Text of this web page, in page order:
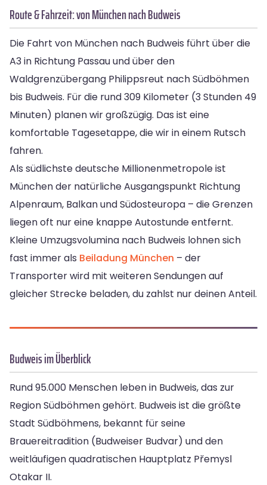
Route & Fahrzeit: von München nach Budweis
Die Fahrt von München nach Budweis führt über die
A3 in Richtung Passau und über den
Waldgrenzübergang Philippsreut nach Südböhmen
bis Budweis. Für die rund 309 Kilometer (3 Stunden 49
Minuten) planen wir großzügig. Das ist eine
komfortable Tagesetappe, die wir in einem Rutsch
fahren.
Als südlichste deutsche Millionenmetropole ist
München der natürliche Ausgangspunkt Richtung
Alpenraum, Balkan und Südosteuropa – die Grenzen
liegen oft nur eine knappe Autostunde entfernt.
Kleine Umzugsvolumina nach Budweis lohnen sich
fast immer als Beiladung München – der
Transporter wird mit weiteren Sendungen auf
gleicher Strecke beladen, du zahlst nur deinen Anteil.
Budweis im Überblick
Rund 95.000 Menschen leben in Budweis, das zur
Region Südböhmen gehört. Budweis ist die größte
Stadt Südböhmens, bekannt für seine
Brauereitradition (Budweiser Budvar) und den
weitläufigen quadratischen Hauptplatz Přemysl
Otakar II.